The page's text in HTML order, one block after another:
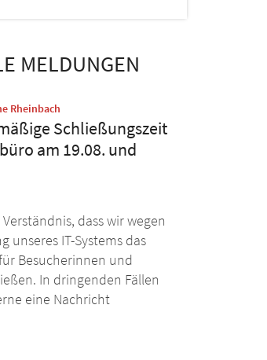
MELDUNGEN
Rheinbach
Schließungszeit
am 19.08. und
dass wir wegen
unseres IT-Systems das
Besucherinnen und
In dringenden Fällen
eine Nachricht